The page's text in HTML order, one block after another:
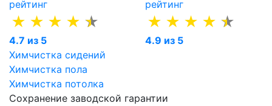
рейтинг
4.7 из 5
рейтинг
4.9 из 5
Химчистка сидений
Химчистка пола
Химчистка потолка
Сохранение заводской гарантии